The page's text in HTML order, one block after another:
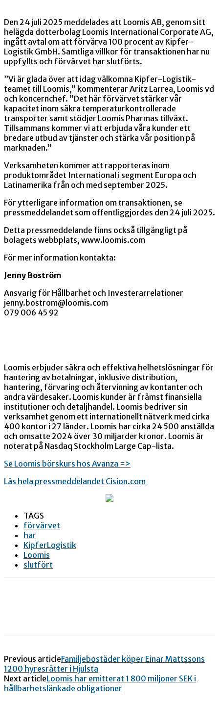
Den 24 juli 2025 meddelades att Loomis AB, genom sitt
helägda dotterbolag Loomis International Corporate AG,
ingått avtal om att förvärva 100 procent av Kipfer-
Logistik GmbH. Samtliga villkor för transaktionen har nu
uppfyllts och förvärvet har slutförts.
”Vi är glada över att idag välkomna Kipfer-Logistik-
teamet till Loomis,” kommenterar Aritz Larrea, Loomis vd
och koncernchef. ”Det här förvärvet stärker vår
kapacitet inom säkra temperaturkontrollerade
transporter samt stödjer Loomis Pharmas tillväxt.
Tillsammans kommer vi att erbjuda våra kunder ett
bredare utbud av tjänster och stärka vår position på
marknaden.”
Verksamheten kommer att rapporteras inom
produktområdet International i segment Europa och
Latinamerika från och med september 2025.
För ytterligare information om transaktionen, se
pressmeddelandet som offentliggjordes den 24 juli 2025.
Detta pressmeddelande finns också tillgängligt på
bolagets webbplats, www.loomis.com
För mer information kontakta:
Jenny Boström
Ansvarig för Hållbarhet och Investerarrelationer
jenny.bostrom@loomis.com
079 006 45 92
Loomis erbjuder säkra och effektiva helhetslösningar för
hantering av betalningar, inklusive distribution,
hantering, förvaring och återvinning av kontanter och
andra värdesaker. Loomis kunder är främst finansiella
institutioner och detaljhandel. Loomis bedriver sin
verksamhet genom ett internationellt nätverk med cirka
400 kontor i 27 länder. Loomis har cirka 24 500 anställda
och omsatte 2024 över 30 miljarder kronor. Loomis är
noterat på Nasdaq Stockholm Large Cap-lista.
Se Loomis börskurs hos Avanza =>
Läs hela pressmeddelandet Cision.com
TAGS
förvärvet
har
KipferLogistik
Loomis
slutfört
Previous articleFamiljebostäder köper Einar Mattssons
1200 hyresrätter i Hjulsta
Next articleLoomis har emitterat 1 800 miljoner SEK i
hållbarhetslänkade obligationer